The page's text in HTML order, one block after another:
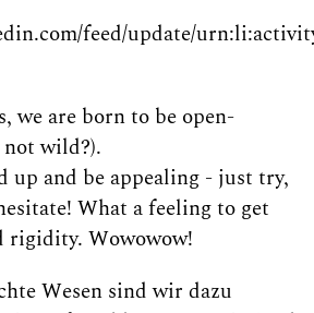
feed/update/
we are born to be open-
wild?).
up and be appealing - just try,
What a feeling to get
rigidity. Wowowow!
Wesen sind wir dazu